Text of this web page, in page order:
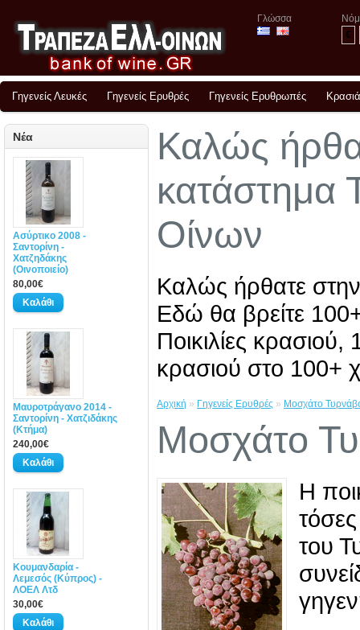
Γλώσσα
€
Γηγενείς Λευκές Γηγενείς Ερυθρές Γηγενείς Ερυθρωπές
Νέα
Ασύρτικο 2008 -
Σαντορίνη -
Χατζηδάκης
(Οινοποιείο)
80,00€
Μαυροτράγανο 2014 -
Σαντορίνη - Χατζιδάκης
(Κτήμα)
240,00€
Κουμανδαρία -
Λεμεσός (Κύπρος) -
ΛΟΕΛ Λτδ
30,00€
Καλώς
κατάστημα
Οίνων
Καλώς ήρθατε
Εδώ θα βρείτε
Ποικιλίες
κρασιού στο 100+
Αρχική » Γηγενείς Ερυθρές » Μοσχάτο
Μοσχάτο
Η
του